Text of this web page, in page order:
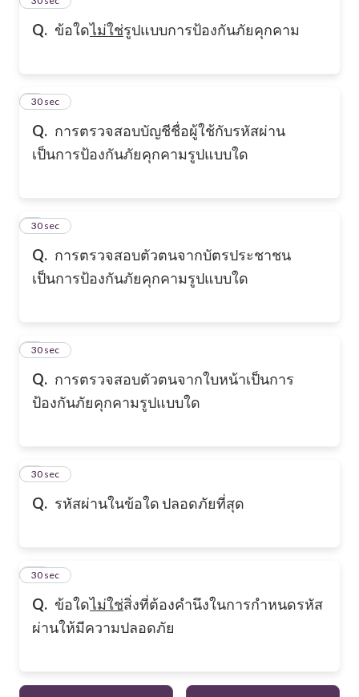
Q. ข้อใดไม่ใช่รูปแบบการป้องกันภัยคุกคาม
Q. การตรวจสอบบัญชีชื่อผู้ใช้กับรหัสผ่าน
เป็นการป้องกันภัยคุกคามรูปแบบใด
6
30 sec
Q. การตรวจสอบตัวตนจากบัตรประชาชน
เป็นการป้องกันภัยคุกคามรูปแบบใด
7
30 sec
Q. การตรวจสอบตัวตนจากใบหน้าเป็นการ
ป้องกันภัยคุกคามรูปแบบใด
8
30 sec
Q. รหัสผ่านในข้อใด ปลอดภัยที่สุด
9
30 sec
Q. ข้อใดไม่ใช่สิ่งที่ต้องคำนึงในการกำหนดรหัส
ผ่านให้มีความปลอดภัย
10
30 sec